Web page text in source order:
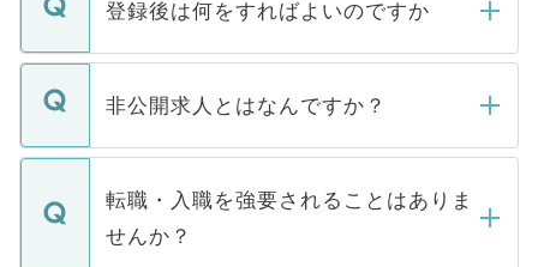
登録後は何をすればよいのですか
ご登録いただきましたら、弊社担当者がご
登録内容を確認し、その後メールもしくは
ます。通常、5営業日以内にはご連絡をせて
いただきますので、しばらくお待ちくださ
い。
非公開求人とはなんですか？
マイナビDOCTORで取り扱っている求人の
うち約3割は、Webサイトからご覧いただ
けない「非公開求人」です。非公開求人は
下記の理由によって、一般には公開してい
転職・入職を強要されることはありま
せんか？